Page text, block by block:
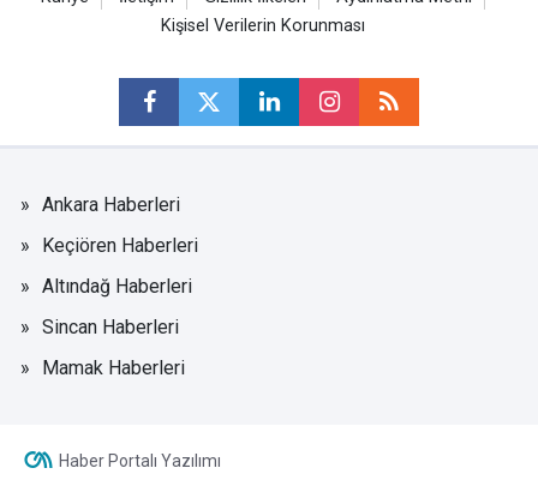
Kişisel Verilerin Korunması
Ankara Haberleri
Keçiören Haberleri
Altındağ Haberleri
Sincan Haberleri
Mamak Haberleri
Haber Portalı Yazılımı